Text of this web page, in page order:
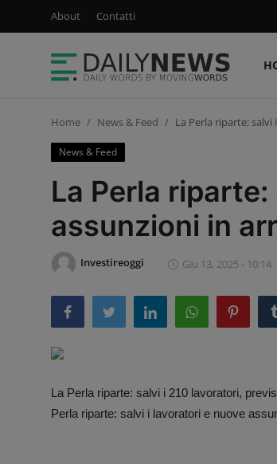
About Contatti
Podcast & Video
Sconti & Offerte
News & Feed
Ultimi Post
Home News & Feed La Perla riparte:
News & Feed
La Perla
assunzioni in
Investireoggi Giu 13, 2025 - 10:14
La Perla riparte: salvi i 210 lavoratori,
Perla riparte: salvi i lavoratori e nuove